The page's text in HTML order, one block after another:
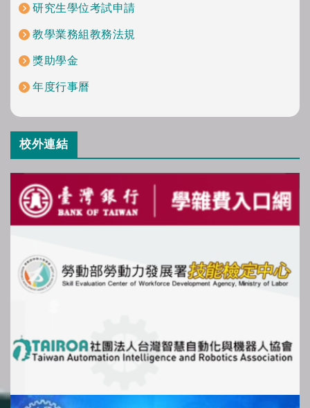
研究生學位考試申請
教學業務組教務法規
獎助學金
年度行事曆
校外連結